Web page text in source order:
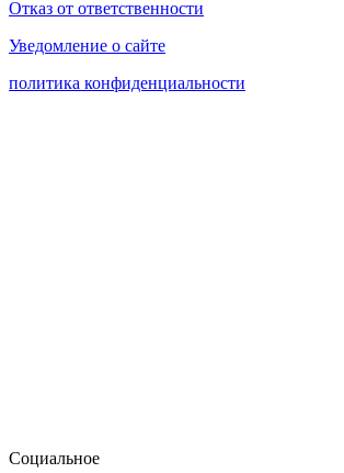
Отказ от ответственности
Уведомление о сайте
политика конфиденциальности
Социальное